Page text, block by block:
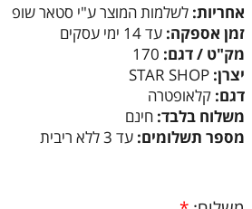
אחריות: לשלמות המוצר ע"י סטאר שופ
זמן אספקה: עד 14 ימי עסקים
מק"ט / דגם: 170
יצרן: STAR SHOP
דגם: קלאופטרה
משלוח בלבד: חינם
מספר תשלומים: עד 3 ללא ריבית